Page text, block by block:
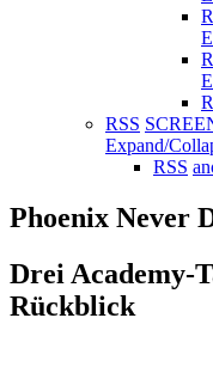
RSS
Expand/
RSS
Phoenix Never
Drei Academy-
Rückblick